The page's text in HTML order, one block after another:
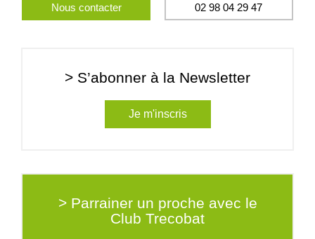
Nous contacter 02 98 04 29 47
> S’abonner à la Newsletter
Je m'inscris
> Parrainer un proche avec le
Club Trecobat